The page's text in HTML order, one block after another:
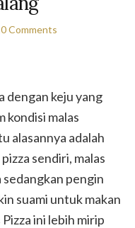
Comments
dengan keju yang
kondisi malas
alasannya adalah
sendiri, malas
pengin
suami untuk makan
ini lebih mirip